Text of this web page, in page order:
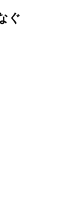
ぐ